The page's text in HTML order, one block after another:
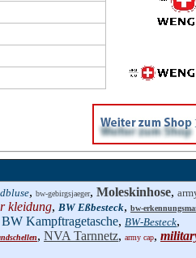
, bw-gebirgsjaeger, Moleskinhose,
kleidung, BW Eßbesteck, bw-
BW Kampftragetasche, BW-Besteck,
, NVA Tarnnetz, army cap,